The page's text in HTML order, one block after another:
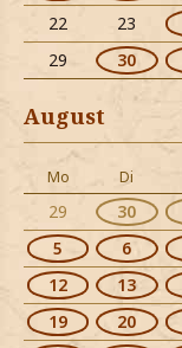
22
23
29
30
August
Mo Di
29 30
5
6
12
13
19
20